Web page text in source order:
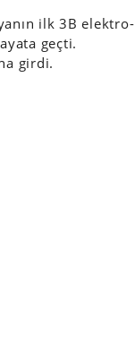
ilk 3B elektro-
geçti.
girdi.